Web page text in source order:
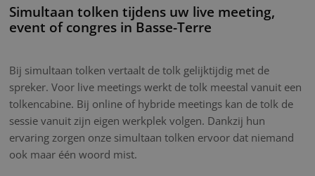
Simultaan tolken tijdens uw live meeting,
event of congres in Basse-Terre
Bij simultaan tolken vertaalt de tolk gelijktijdig met de
spreker. Voor live meetings werkt de tolk meestal vanuit een
tolkencabine. Bij online of hybride meetings kan de tolk de
sessie vanuit zijn eigen werkplek volgen. Dankzij hun
ervaring zorgen onze simultaan tolken ervoor dat niemand
ook maar één woord mist.